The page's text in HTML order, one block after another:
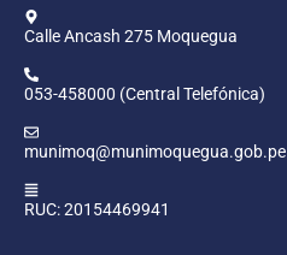
Calle Ancash 275 Moquegua
053-458000 (Central Telefónica)
munimoq@munimoquegua.gob.pe
RUC: 20154469941